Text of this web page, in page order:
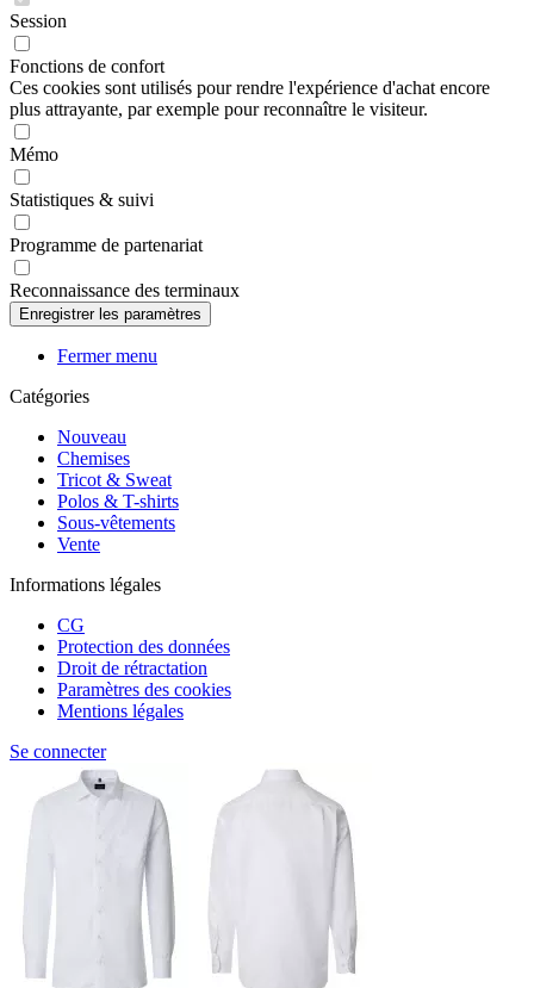
Session
Fonctions de confort
Ces cookies sont utilisés pour rendre l'expérience d'achat encore
plus attrayante, par exemple pour reconnaître le visiteur.
Mémo
Statistiques & suivi
Programme de partenariat
Reconnaissance des terminaux
Fermer menu
Catégories
Nouveau
Chemises
Tricot & Sweat
Polos & T-shirts
Sous-vêtements
Vente
Informations légales
CG
Protection des données
Droit de rétractation
Paramètres des cookies
Mentions légales
Se connecter